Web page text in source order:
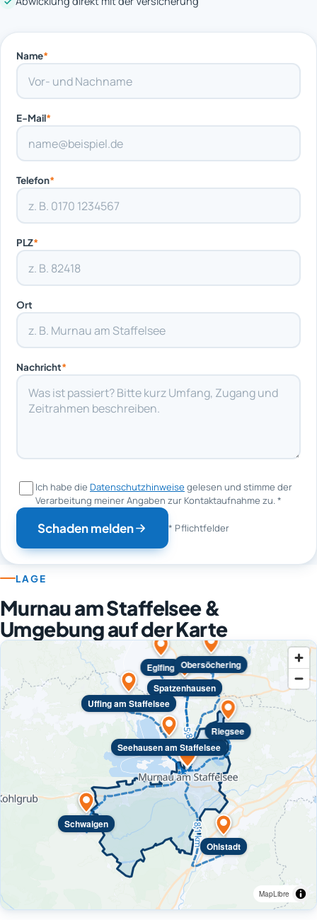
Name*
E-Mail*
Telefon*
PLZ*
Ort
Nachricht*
Ich habe die Datenschutzhinweise gelesen und stimme der
Verarbeitung meiner Angaben zur Kontaktaufnahme zu.*
Schaden melden * Pflichtfelder
LAGE
Murnau am Staffelsee &
Umgebung auf der Karte
Seehausen am Staffelsee
Riegsee
Spatzenhausen
Uffing am Staffelsee
Ohlstadt
Eglfing Obersöchering
Schwaigen
MapLibre